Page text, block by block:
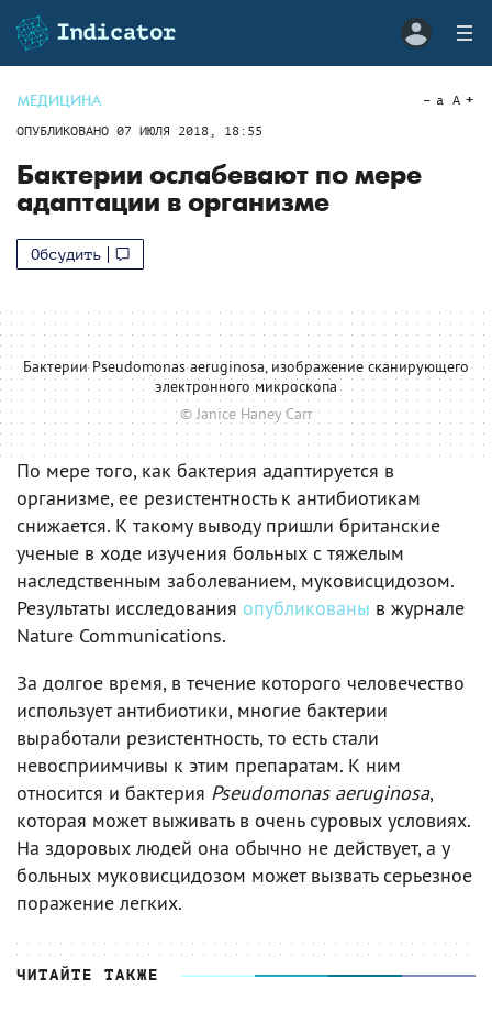
МЕДИЦИНА
ОПУБЛИКОВАНО 07 ИЮЛЯ 2018, 18:55
a A
Бактерии ослабевают по мере
адаптации в организме
Обсудить
Бактерии Pseudomonas aeruginosa, изображение сканирующего
электронного микроскопа
© Janice Haney Carr
По мере того, как бактерия адаптируется в
организме, ее резистентность к антибиотикам
снижается. К такому выводу пришли британские
ученые в ходе изучения больных с тяжелым
наследственным заболеванием, муковисцидозом.
Результаты исследования опубликованы в журнале
Nature Communications.
За долгое время, в течение которого человечество
использует антибиотики, многие бактерии
выработали резистентность, то есть стали
невосприимчивы к этим препаратам. К ним
относится и бактерия Pseudomonas aeruginosa,
которая может выживать в очень суровых условиях.
На здоровых людей она обычно не действует, а у
больных муковисцидозом может вызвать серьезное
поражение легких.
ЧИТАЙТЕ ТАКЖЕ